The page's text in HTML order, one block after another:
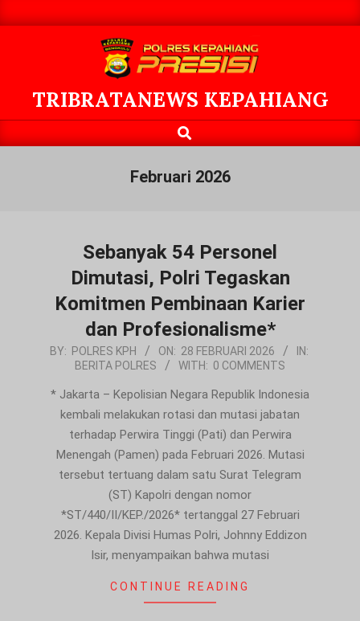
to
TRIBRATANEWS KEPAHIANG
Navigation
Search
Februari 2026
Sebanyak 54 Personel
Dimutasi, Polri Tegaskan
Komitmen Pembinaan Karier
dan Profesionalisme*
2026-
28
BY: POLRES KPH ON: 28 FEBRUARI 2026
IN:
BERITA POLRES
WITH: 0 COMMENTS
* Jakarta – Kepolisian Negara Republik Indonesia
kembali melakukan rotasi dan mutasi jabatan
terhadap Perwira Tinggi (Pati) dan Perwira
Menengah (Pamen) pada Februari 2026. Mutasi
tersebut tertuang dalam satu Surat Telegram
(ST) Kapolri dengan nomor
*ST/440/II/KEP./2026* tertanggal 27 Februari
2026. Kepala Divisi Humas Polri, Johnny Eddizon
Isir, menyampaikan bahwa mutasi
CONTINUE READING